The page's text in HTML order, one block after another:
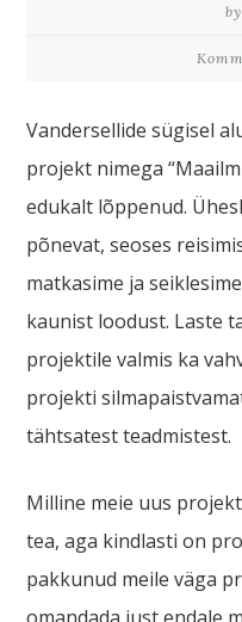
Vandersellide sügisel
projekt nimega
edukalt lõppenud.
põnevat, seoses
matkasime ja
kaunist loodust. Laste
projektile valmis ka
projekti
tähtsatest teadmistest.
Milline meie uus
tea, aga kindlasti on
pakkunud meile väga